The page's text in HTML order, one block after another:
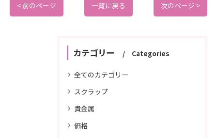
< 前のページ 一覧に戻る 次のページ >
カテゴリー Categories
全てのカテゴリー
スクラップ
貴金属
価格